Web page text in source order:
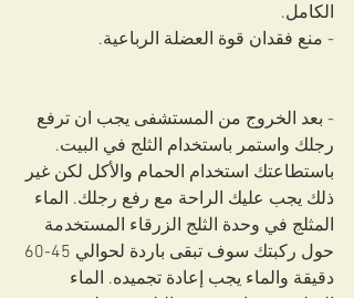
الكامل.
- منع فقدان قوة العضلة الرباعية.
- بعد الخروج من المستشفى يجب ان ترفع
رجلك واستمر باستخدام الثلج في البيت.
باستطاعتك استخدام الحمام والأكل لكن غير
ذلك يجب عليك الراحة مع رفع رجلك. الماء
المثلج في وحدة الثلج الزرقاء المستخدمة
دقيقة والماء يجب إعادة تجميده. الماء